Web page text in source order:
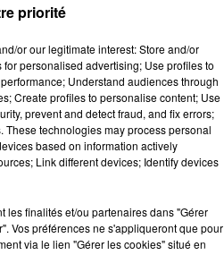
2026
ET FEUX
: LES
priorité
or our legitimate interest: Store and/or
personalised advertising; Use profiles to
Understand audiences through
Create profiles to personalise content; Use
prevent and detect fraud, and fix errors;
technologies may process personal
based on information actively
Link different devices; Identify devices
les finalités et/ou partenaires dans "Gérer
Vos préférences ne s'appliqueront que pour
via le lien "Gérer les cookies" situé en